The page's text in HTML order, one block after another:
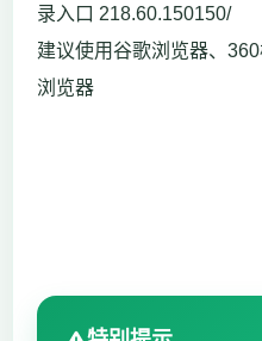
录入口 218.60.150150/
建议使用谷歌浏览器、
浏览器